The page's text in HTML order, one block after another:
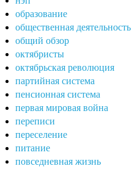
образование
общественная деятельность
общий обзор
октябристы
октябрьская революция
партийная система
пенсионная система
первая мировая война
переписи
переселение
питание
повседневная жизнь